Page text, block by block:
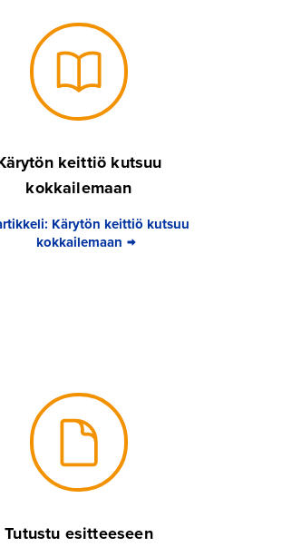
keittiö kutsuu
kokkailemaan
Kärytön keittiö kutsuu
kokkailemaan
Tutustu esitteeseen